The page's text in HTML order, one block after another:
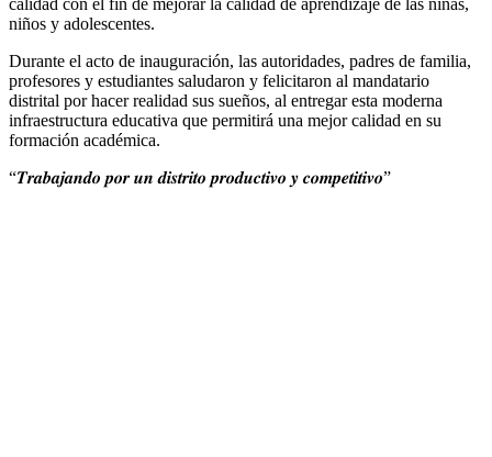
niños y adolescentes.
Durante el acto de inauguración, las autoridades, padres de familia,
profesores y estudiantes saludaron y felicitaron al mandatario
distrital por hacer realidad sus sueños, al entregar esta moderna
infraestructura educativa que permitirá una mejor calidad en su
formación académica.
“𝑻𝒓𝒂𝒃𝒂𝒋𝒂𝒏𝒅𝒐 𝒑𝒐𝒓 𝒖𝒏 𝒅𝒊𝒔𝒕𝒓𝒊𝒕𝒐 𝒑𝒓𝒐𝒅𝒖𝒄𝒕𝒊𝒗𝒐 𝒚 𝒄𝒐𝒎𝒑𝒆𝒕𝒊𝒕𝒊𝒗𝒐”